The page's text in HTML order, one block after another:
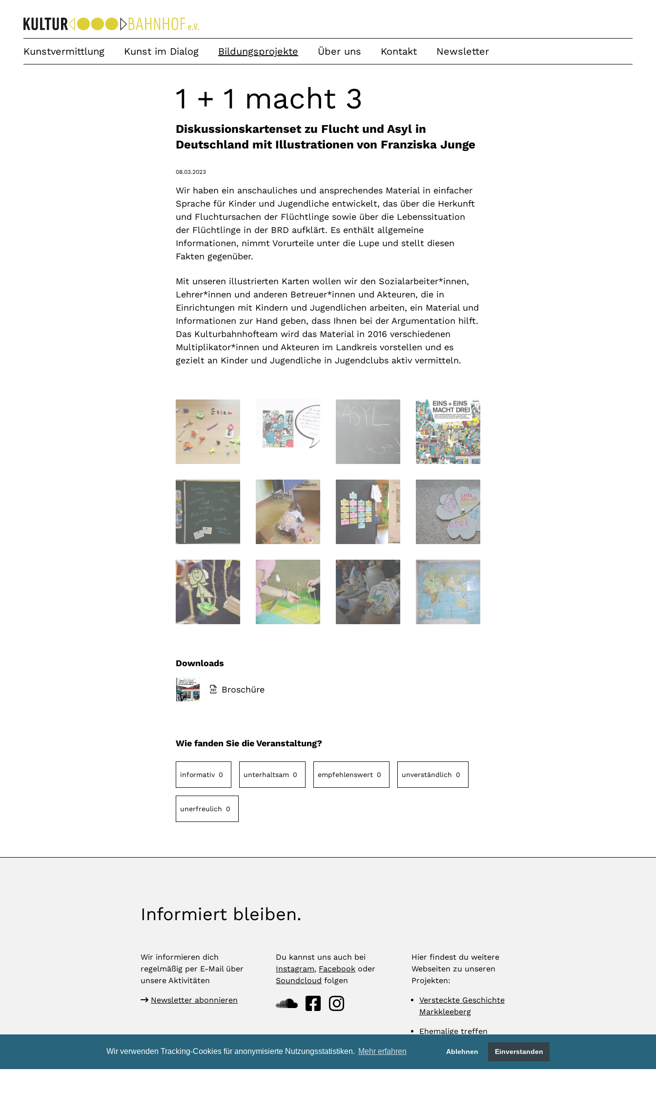
Wir verwenden Tracking-Cookies für anonymisierte Nutzungsstatistiken. Mehr erfahren Ablehnen Einverstanden
Kunstvermittlung Kunst im Dialog Bildungsprojekte Über uns Kontakt Newsletter
1 + 1 macht 3
Diskussionskartenset zu Flucht und Asyl in
Deutschland mit Illustrationen von Franziska Junge
08.03.2023
Wir haben ein anschauliches und ansprechendes Material in einfacher
Sprache für Kinder und Jugendliche entwickelt, das über die Herkunft
und Fluchtursachen der Flüchtlinge sowie über die Lebenssituation
der Flüchtlinge in der BRD aufklärt. Es enthält allgemeine
Informationen, nimmt Vorurteile unter die Lupe und stellt diesen
Fakten gegenüber.
Mit unseren illustrierten Karten wollen wir den Sozialarbeiter*innen,
Lehrer*innen und anderen Betreuer*innen und Akteuren, die in
Einrichtungen mit Kindern und Jugendlichen arbeiten, ein Material und
Informationen zur Hand geben, dass Ihnen bei der Argumentation hilft.
Das Kulturbahnhofteam wird das Material in 2016 verschiedenen
Multiplikator*innen und Akteuren im Landkreis vorstellen und es
gezielt an Kinder und Jugendliche in Jugendclubs aktiv vermitteln.
Downloads
Broschüre
Wie fanden Sie die Veranstaltung?
informativ 0 unterhaltsam 0 empfehlenswert 0 unverständlich 0
unerfreulich 0
Informiert bleiben.
Wir informieren dich
regelmäßig per E-Mail über
unsere Aktivitäten
Newsletter abonnieren
Du kannst uns auch bei
Instagram, Facebook oder
Soundcloud folgen
Hier findest du weitere
Webseiten zu unseren
Projekten:
Versteckte Geschichte
Markkleeberg
Ehemalige treffen